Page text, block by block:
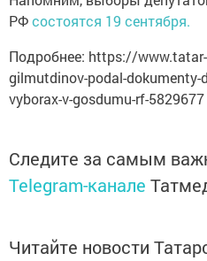
РФсостоятся 19 сентября.
Подробнее: https://
gilmutdinov-podal-dokumenty-
vyborax-v-gosdumu-rf-5829677
Следите за самым
Telegram-канале
Читайте новости